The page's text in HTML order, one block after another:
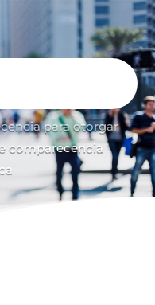
para otorgar
comparecencia